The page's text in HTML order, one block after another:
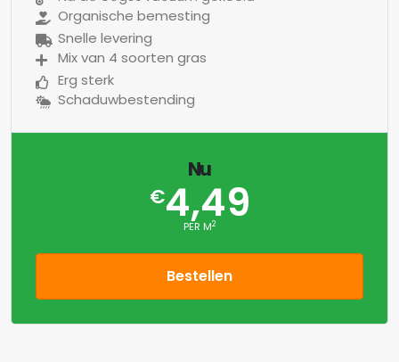
Organische bemesting
Snelle levering
Mix van 4 soorten gras
Erg sterk
Schaduwbestending
Nu
€4,49
PER M2
Bestellen